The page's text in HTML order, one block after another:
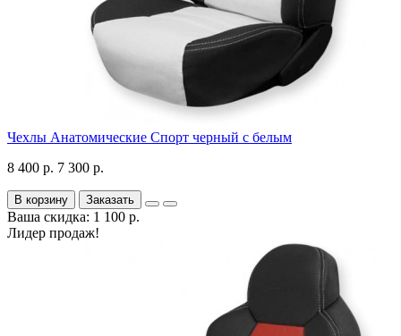
Чехлы Анатомические Спорт черный с белым
8 400 р. 7 300 р.
В корзину Заказать
Ваша скидка: 1 100 р.
Лидер продаж!